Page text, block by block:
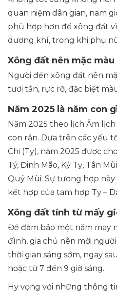
quan niệm dân gian, nam
phù hợp hơn để xông đất
dương khí, trong khi phụ
Xông đất nên mặc màu
Người đến xông đất nên
tươi tắn, rực rỡ, đặc biệt
Năm 2025 là năm con
Năm 2025 theo lịch Âm
con rắn. Dựa trên các yếu
Chi (Tỵ), năm 2025 được
Tý, Đinh Mão, Kỷ Tỵ, Tân
Quý Mùi. Sự tương hợp
kết hợp của tam hợp Tỵ –
Xông đất tính từ mấy
Để đảm bảo một năm may
đình, gia chủ nên mời
thời gian sáng sớm, ngay
hoặc từ 7 đến 9 giờ sáng.
Hy vọng với những thông